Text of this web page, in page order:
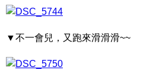
▼不一會兒，又跑來滑滑滑~~